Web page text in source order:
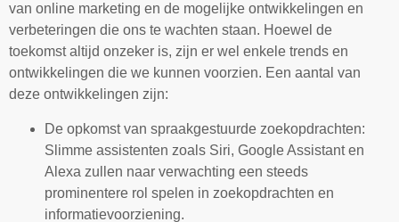
van online marketing en de mogelijke ontwikkelingen en
verbeteringen die ons te wachten staan. Hoewel de
toekomst altijd onzeker is, zijn er wel enkele trends en
ontwikkelingen die we kunnen voorzien. Een aantal van
deze ontwikkelingen zijn:
De opkomst van spraakgestuurde zoekopdrachten:
Slimme assistenten zoals Siri, Google Assistant en
Alexa zullen naar verwachting een steeds
prominentere rol spelen in zoekopdrachten en
informatievoorziening.